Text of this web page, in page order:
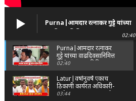
Purna|आमदार रत्नाकर गुट्टे यांच्या
वाढदिवसानिमित्त पूर्णा तालुक्यात
विविध सामाजिक उपक्रम
02:40
Purna|आमदार रत्नाकर
गुट्टे यांच्या वाढदिवसानिमित्त
पूर्णा तालुक्यात विविध
सामाजिक उपक्रम
02:40
Latur|वर्षानुवर्षे एकाच
ठिकाणी कार्यरत अधिकारी-
कर्मचाऱ्यांच्या बदल्यांसाठी
03:44